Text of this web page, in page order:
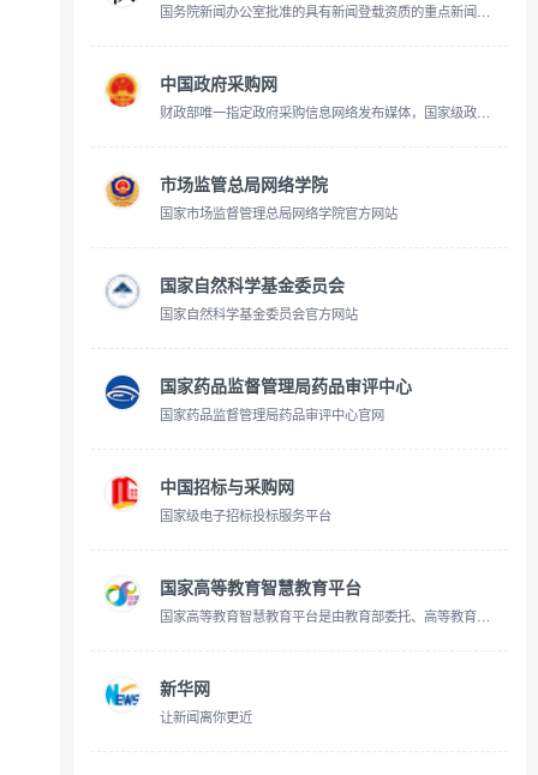
国务院新闻办公室批准的具有新闻登载资质的重点新闻网站
中国政府采购网
财政部唯一指定政府采购信息网络发布媒体，国家级政府采购专业网站。
市场监管总局网络学院
国家市场监督管理总局网络学院官方网站
国家自然科学基金委员会
国家自然科学基金委员会官方网站
国家药品监督管理局药品审评中心
国家药品监督管理局药品审评中心官网
中国招标与采购网
国家级电子招标投标服务平台
国家高等教育智慧教育平台
国家高等教育智慧教育平台是由教育部委托、高等教育出版社有限公司建设和运行维护、北京理工大学提供技术支持的全国性、综合性在线开放课程平台。本网站致力于汇聚优质高等教育在线课程等资源，并推进
新华网
让新闻离你更近